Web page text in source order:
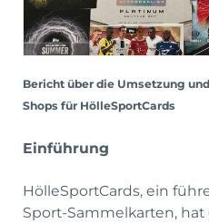
Bericht über die Umsetzung
Shops für HölleSportCards
Einführung
HölleSportCards, ein
Sport-Sammelkarten,